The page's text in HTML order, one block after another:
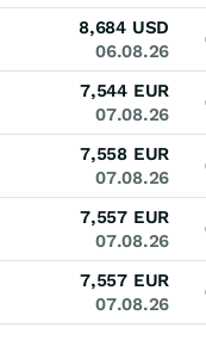
8,684 USD
06.08.26
7,544 EUR
07.08.26
7,558 EUR
07.08.26
7,557 EUR
07.08.26
7,557 EUR
07.08.26